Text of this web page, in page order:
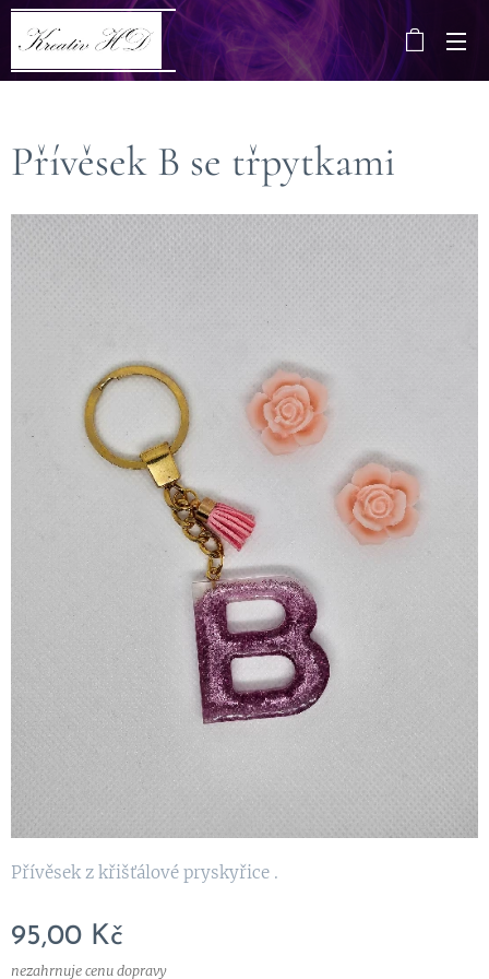
Přívěsek B se třpytkami
Přívěsek z křišťálové pryskyřice .
95,00 Kč
nezahrnuje cenu dopravy